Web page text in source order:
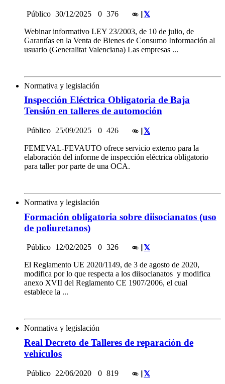
Público 30/12/2025 0 376 ||
Webinar informativo LEY 23/2003, de 10 de julio, de
Garantías en la Venta de Bienes de Consumo Información al
usuario (Generalitat Valenciana) Las empresas ...
Normativa y legislación
Inspección Eléctrica Obligatoria de Baja
Tensión en talleres de automoción
Público 25/09/2025 0 426 ||
FEMEVAL-FEVAUTO ofrece servicio externo para la
elaboración del informe de inspección eléctrica obligatorio
para taller por parte de una OCA.
Normativa y legislación
Formación obligatoria sobre diisocianatos (uso
de poliuretanos)
Público 12/02/2025 0 326 ||
El Reglamento UE 2020/1149, de 3 de agosto de 2020,
modifica por lo que respecta a los diisocianatos y modifica
anexo XVII del Reglamento CE 1907/2006, el cual
establece la ...
Normativa y legislación
Real Decreto de Talleres de reparación de
vehículos
Público 22/06/2020 0 819 ||